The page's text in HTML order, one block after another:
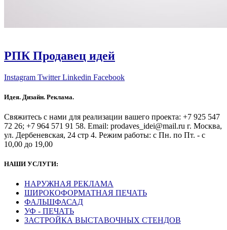
РПК Продавец идей
Instagram Twitter Linkedin Facebook
Идея. Дизайн. Реклама.
Свяжитесь с нами для реализации вашего проекта: +7 925 547
72 26; +7 964 571 91 58. Email: prodaves_idei@mail.ru г. Москва,
ул. Дербеневская, 24 стр 4. Режим работы: с Пн. по Пт. - с
10,00 до 19,00
НАШИ УСЛУГИ:
НАРУЖНАЯ РЕКЛАМА
ШИРОКОФОРМАТНАЯ ПЕЧАТЬ
ФАЛЬШФАСАД
УФ - ПЕЧАТЬ
ЗАСТРОЙКА ВЫСТАВОЧНЫХ СТЕНДОВ